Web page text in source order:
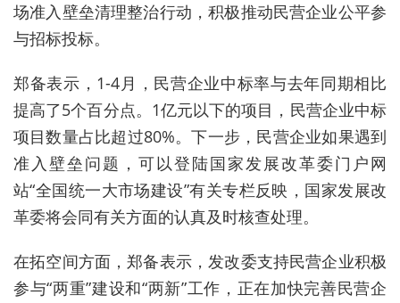
场准入壁垒清理整治行动，积极推动民营企业公平参
与招标投标。
郑备表示，1-4月，民营企业中标率与去年同期相比
提高了5个百分点。1亿元以下的项目，民营企业中标
项目数量占比超过80%。下一步，民营企业如果遇到
准入壁垒问题，可以登陆国家发展改革委门户网
站“全国统一大市场建设”有关专栏反映，国家发展改
革委将会同有关方面的认真及时核查处理。
在拓空间方面，郑备表示，发改委支持民营企业积极
参与“两重”建设和“两新”工作，正在加快完善民营企